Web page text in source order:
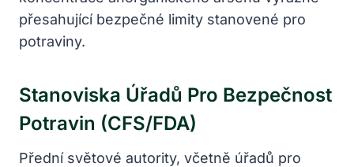
přesahující bezpečné limity stanovené pro
potraviny.
Stanoviska Úřadů Pro Bezpečnost
Potravin (CFS/FDA)
Přední světové autority, včetně úřadů pro